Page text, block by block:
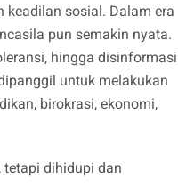
keadilan sosial. Dalam era
pun semakin nyata.
hingga disinformasi
untuk melakukan
birokrasi, ekonomi,
dihidupi dan